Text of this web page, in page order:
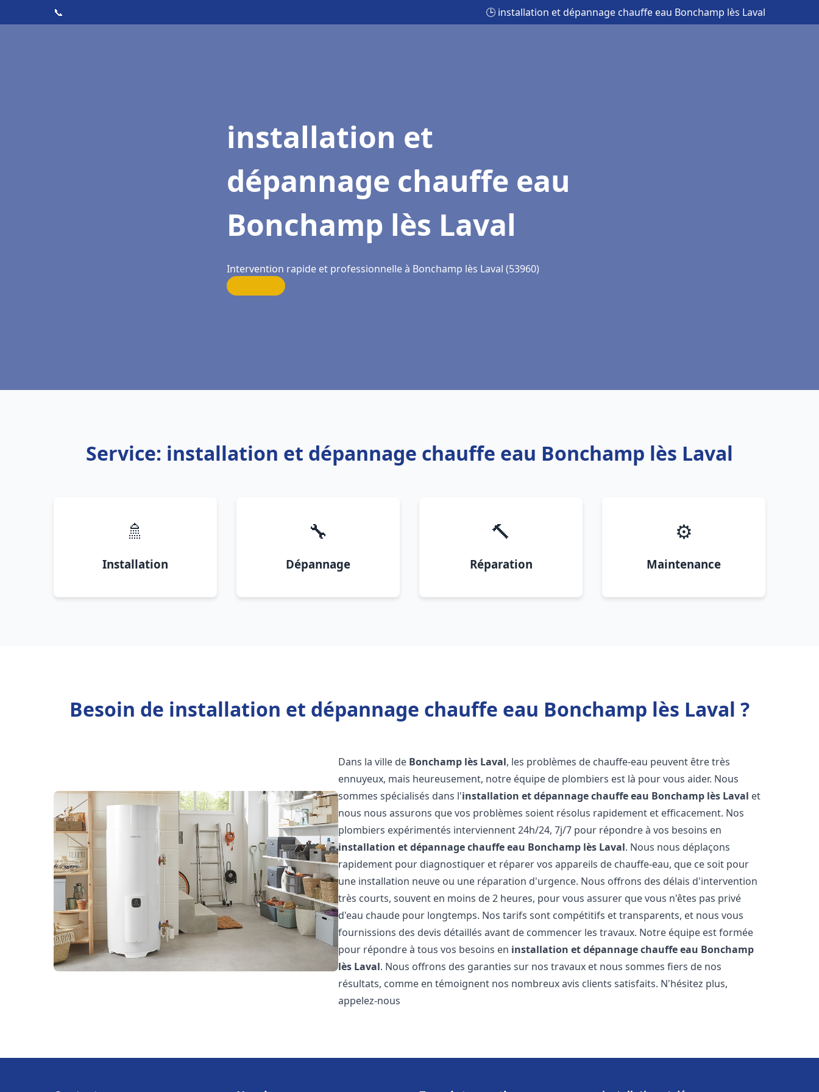
📞 🕒 installation et dépannage chauffe eau Bonchamp lès Laval
installation et
dépannage chauffe eau
Bonchamp lès Laval
Intervention rapide et professionnelle à Bonchamp lès Laval (53960)
Service: installation et dépannage chauffe eau Bonchamp lès Laval
🚿
Installation
🔧
Dépannage
🔨
Réparation
⚙️
Maintenance
Besoin de installation et dépannage chauffe eau Bonchamp lès Laval ?
Dans la ville de Bonchamp lès Laval, les problèmes de chauffe-eau peuvent être très
ennuyeux, mais heureusement, notre équipe de plombiers est là pour vous aider. Nous
sommes spécialisés dans l'installation et dépannage chauffe eau Bonchamp lès Laval et
nous nous assurons que vos problèmes soient résolus rapidement et efficacement. Nos
plombiers expérimentés interviennent 24h/24, 7j/7 pour répondre à vos besoins en
installation et dépannage chauffe eau Bonchamp lès Laval. Nous nous déplaçons
rapidement pour diagnostiquer et réparer vos appareils de chauffe-eau, que ce soit pour
une installation neuve ou une réparation d'urgence. Nous offrons des délais d'intervention
très courts, souvent en moins de 2 heures, pour vous assurer que vous n'êtes pas privé
d'eau chaude pour longtemps. Nos tarifs sont compétitifs et transparents, et nous vous
fournissions des devis détaillés avant de commencer les travaux. Notre équipe est formée
pour répondre à tous vos besoins en installation et dépannage chauffe eau Bonchamp
lès Laval. Nous offrons des garanties sur nos travaux et nous sommes fiers de nos
résultats, comme en témoignent nos nombreux avis clients satisfaits. N'hésitez plus,
appelez-nous